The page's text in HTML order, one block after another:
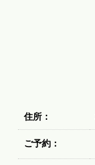
住所：
ご予約：